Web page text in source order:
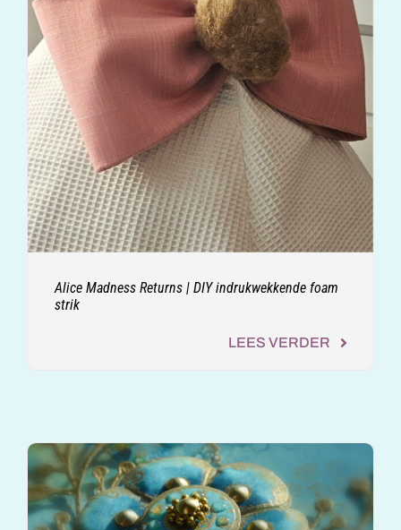
Alice Madness Returns | DIY indrukwekkende foam
strik
LEES VERDER